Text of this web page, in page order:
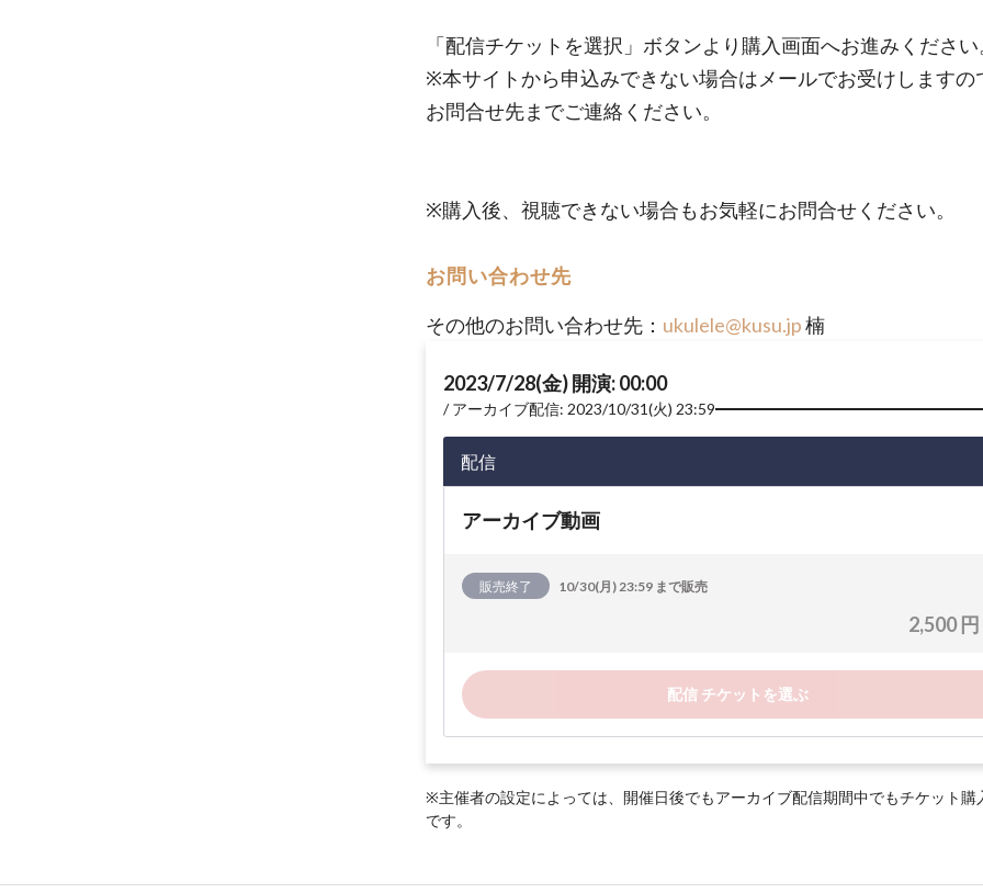
「配信チケットを選択」ボタンより購入画面へお進みください
※本サイトから申込みできない場合はメールでお受けしますの
お問合せ先までご連絡ください。
※購入後、視聴できない場合もお気軽にお問合せください。
お問い合わせ先
その他のお問い合わせ先： ukulele@kusu.jp楠
2023/7/28(金) 開演: 00:00
アーカイブ配信: 2023/10/31(火) 23:59
配信
アーカイブ動画
販売終了 10/30(月) 23:59 まで販売
2,500 円
配信 チケットを選ぶ
※主催者の設定によっては、開催日後でもアーカイブ配信期間中でもチケット購
です。